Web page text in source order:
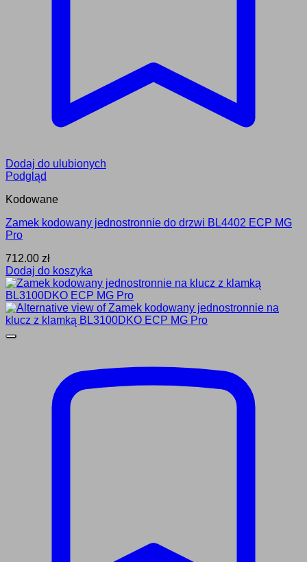
Dodaj do ulubionych
Podgląd
Kodowane
Zamek kodowany jednostronnie do drzwi BL4402 ECP MG
Pro
712.00 zł
Dodaj do koszyka